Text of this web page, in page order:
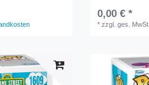
0,00 € *
*zzgl. ges. MwSt.